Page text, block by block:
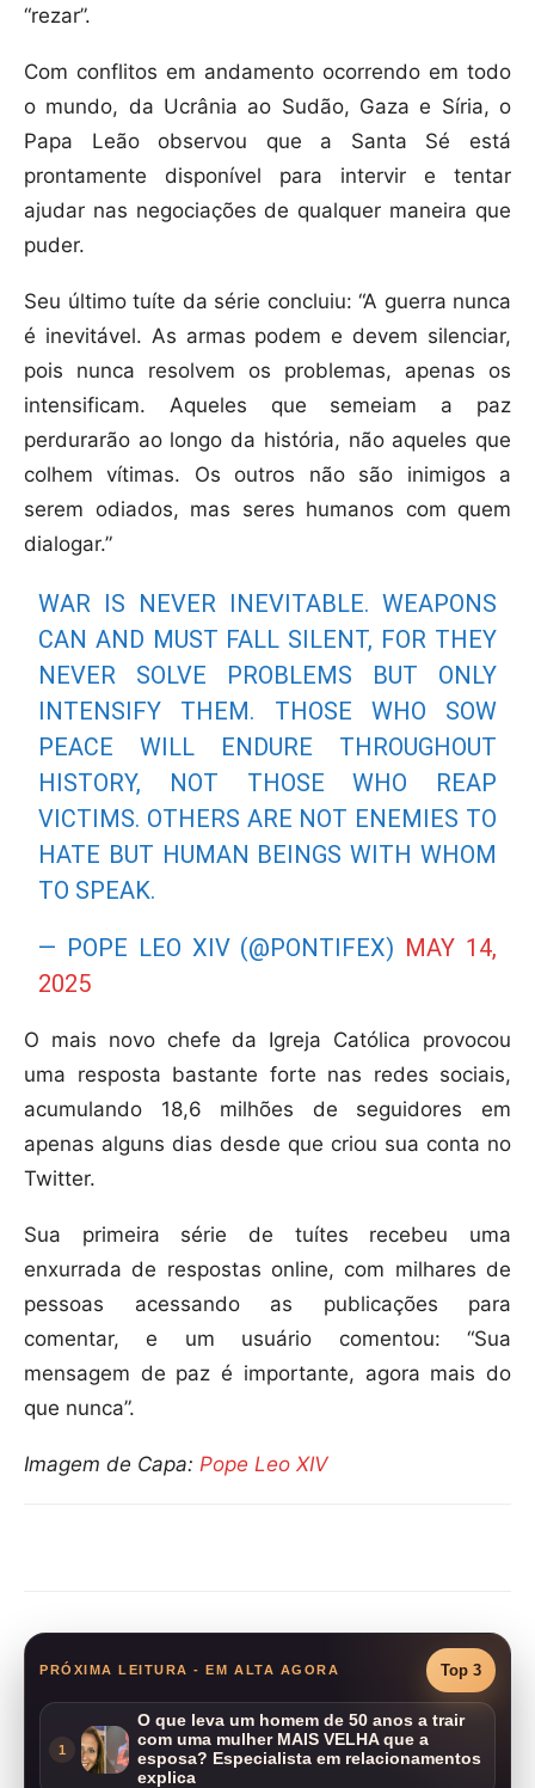
“rezar”.
Com conflitos em andamento ocorrendo em todo
o mundo, da Ucrânia ao Sudão, Gaza e Síria, o
Papa Leão observou que a Santa Sé está
prontamente disponível para intervir e tentar
ajudar nas negociações de qualquer maneira que
puder.
Seu último tuíte da série concluiu: “A guerra nunca
é inevitável. As armas podem e devem silenciar,
pois nunca resolvem os problemas, apenas os
intensificam. Aqueles que semeiam a paz
perdurarão ao longo da história, não aqueles que
colhem vítimas. Os outros não são inimigos a
serem odiados, mas seres humanos com quem
dialogar.”
WAR IS NEVER INEVITABLE. WEAPONS
CAN AND MUST FALL SILENT, FOR THEY
NEVER SOLVE PROBLEMS BUT ONLY
INTENSIFY THEM. THOSE WHO SOW
PEACE WILL ENDURE THROUGHOUT
HISTORY, NOT THOSE WHO REAP
VICTIMS. OTHERS ARE NOT ENEMIES TO
HATE BUT HUMAN BEINGS WITH WHOM
TO SPEAK.
— POPE LEO XIV (@PONTIFEX) MAY 14,
2025
O mais novo chefe da Igreja Católica provocou
uma resposta bastante forte nas redes sociais,
acumulando 18,6 milhões de seguidores em
apenas alguns dias desde que criou sua conta no
Twitter.
Sua primeira série de tuítes recebeu uma
enxurrada de respostas online, com milhares de
pessoas acessando as publicações para
comentar, e um usuário comentou: “Sua
mensagem de paz é importante, agora mais do
que nunca”.
Imagem de Capa: Pope Leo XIV
PRÓXIMA LEITURA - EM ALTA AGORA Top 3
1
O que leva um homem de 50 anos a trair
com uma mulher MAIS VELHA que a
esposa? Especialista em relacionamentos
explica